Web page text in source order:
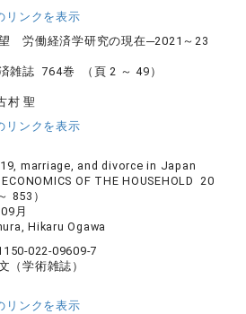
リンクを表示
労働経済学研究の現在─2021～23
雑誌 764巻 （頁 2 ～ 49）
村 聖
リンクを表示
19, marriage, and divorce in Japan
ECONOMICS OF THE HOUSEHOLD 20
853）
月
Hikaru Ogawa
022-09609-7
（学術雑誌）
リンクを表示